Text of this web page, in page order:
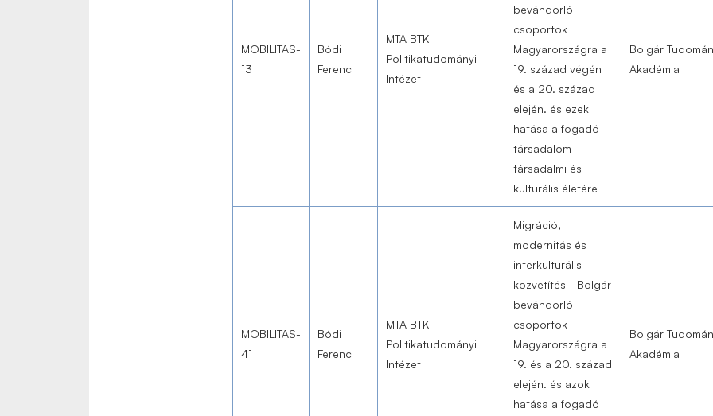
MOBILITAS-
13
Bódi
Ferenc
MTA BTK
Politikatudományi
Intézet
bevándorló
csoportok
Magyarországra a
19. század végén
és a 20. század
elején. és ezek
hatása a fogadó
társadalom
társadalmi és
kulturális életére
Bolgár
Akadémia
MOBILITAS-
41
Bódi
Ferenc
MTA BTK
Politikatudományi
Intézet
Migráció,
modernitás és
interkulturális
közvetítés - Bolgár
bevándorló
csoportok
Magyarországra a
19. és a 20. század
elején. és azok
hatása a fogadó
Bolgár
Akadémia